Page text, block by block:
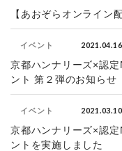
【あおぞらオンライン配
イベント 2021.04.16
京都ハンナリーズ×認
ント 第２弾のお知らせ
イベント 2021.03.10
京都ハンナリーズ×認
ントを実施しました